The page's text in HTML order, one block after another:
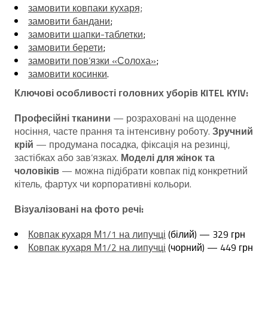
замовити ковпаки кухаря;
замовити бандани;
замовити шапки-таблетки;
замовити берети;
замовити пов’язки «Солоха»;
замовити косинки.
Ключові особливості головних уборів KITEL KYIV:
Професійні тканини — розраховані на щоденне
носіння, часте прання та інтенсивну роботу. Зручний
крій — продумана посадка, фіксація на резинці,
застібках або зав’язках. Моделі для жінок та
чоловіків — можна підібрати ковпак під конкретний
кітель, фартух чи корпоративні кольори.
Візуалізовані на фото речі:
Ковпак кухаря М1/1 на липучці (білий) — 329 грн
Ковпак кухаря М1/2 на липучці (чорний) — 449 грн